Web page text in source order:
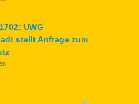
UWG
stellt Anfrage zum